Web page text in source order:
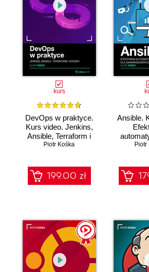
kurs
DevOps w praktyce.
Kurs video. Jenkins,
Ansible, Terraform i
Docker
Piotr Kośka
199.00 zł
Ansible.
Piotr